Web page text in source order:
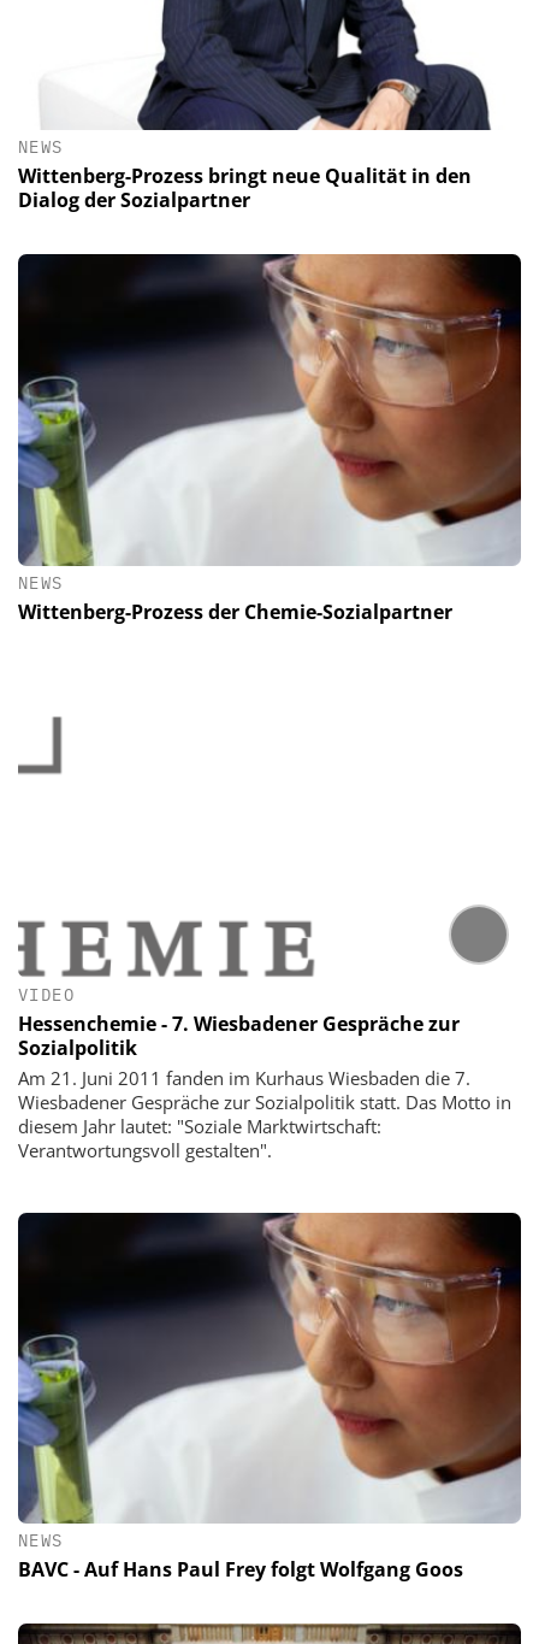
NEWS
Wittenberg-Prozess bringt neue Qualität in den
Dialog der Sozialpartner
NEWS
Wittenberg-Prozess der Chemie-Sozialpartner
VIDEO
Hessenchemie - 7. Wiesbadener Gespräche zur
Sozialpolitik
Am 21. Juni 2011 fanden im Kurhaus Wiesbaden die 7.
Wiesbadener Gespräche zur Sozialpolitik statt. Das Motto in
diesem Jahr lautet: "Soziale Marktwirtschaft:
Verantwortungsvoll gestalten".
NEWS
BAVC - Auf Hans Paul Frey folgt Wolfgang Goos